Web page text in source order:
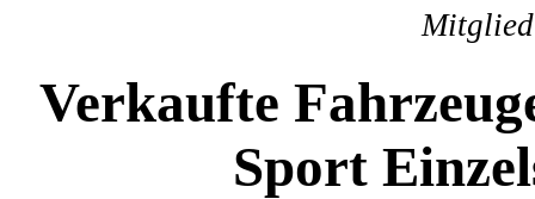
Verkaufte
Sport